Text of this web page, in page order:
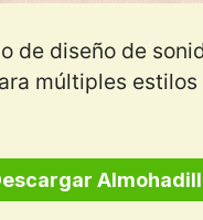
de diseño de
múltiples